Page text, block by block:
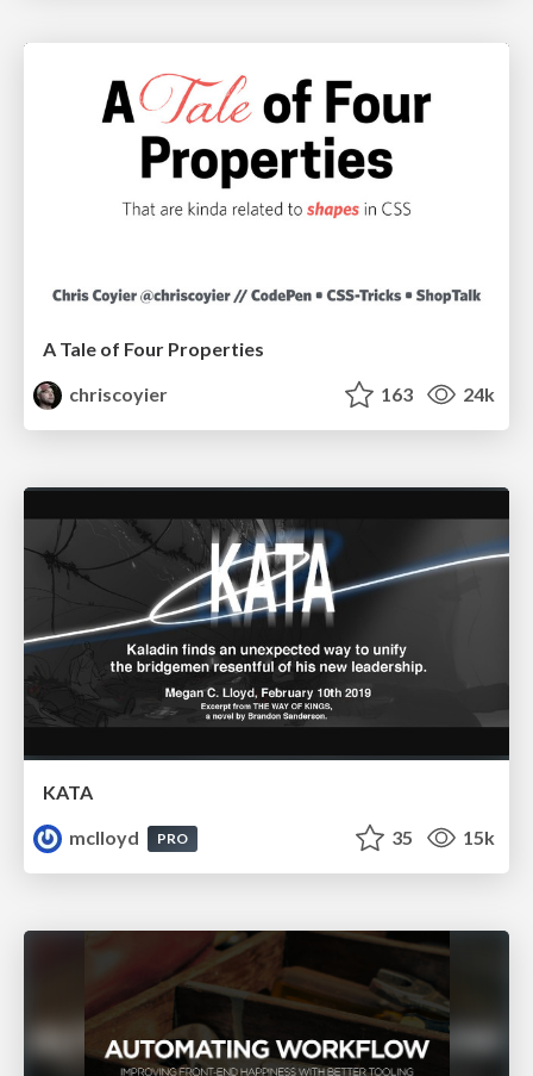
A Tale of Four Properties
chriscoyier
163 24k
KATA
mclloyd
PRO 35 15k